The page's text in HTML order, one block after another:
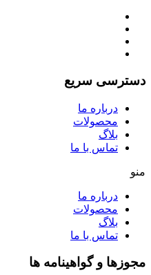
دسترسی سریع
درباره ما
محصولات
بلاگ
تماس با ما
منو
درباره ما
محصولات
بلاگ
تماس با ما
مجوزها و گواهینامه ها